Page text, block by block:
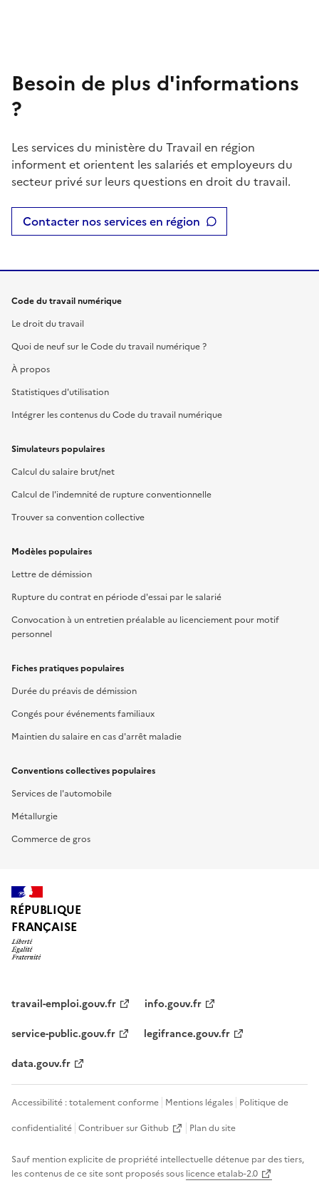
Besoin de plus d'informations
?
Les services du ministère du Travail en région
informent et orientent les salariés et employeurs du
secteur privé sur leurs questions en droit du travail.
Contacter nos services en région
Code du travail numérique
Le droit du travail
Quoi de neuf sur le Code du travail numérique ?
À propos
Statistiques d'utilisation
Intégrer les contenus du Code du travail numérique
Simulateurs populaires
Calcul du salaire brut/net
Calcul de l'indemnité de rupture conventionnelle
Trouver sa convention collective
Modèles populaires
Lettre de démission
Rupture du contrat en période d'essai par le salarié
Convocation à un entretien préalable au licenciement pour motif
personnel
Fiches pratiques populaires
Durée du préavis de démission
Congés pour événements familiaux
Maintien du salaire en cas d'arrêt maladie
Conventions collectives populaires
Services de l'automobile
Métallurgie
Commerce de gros
RÉPUBLIQUE
FRANÇAISE
travail-emploi.gouv.fr
info.gouv.fr
service-public.gouv.fr
legifrance.gouv.fr
data.gouv.fr
Accessibilité : totalement conforme Mentions légales Politique de
confidentialité Contribuer sur Github Plan du site
Sauf mention explicite de propriété intellectuelle détenue par des tiers,
les contenus de ce site sont proposés sous licence etalab-2.0